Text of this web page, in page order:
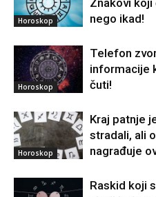
Horoskop
Znakovi
nego ikad!
Horoskop
Telefon
informacije
čuti!
Horoskop
Kraj patnje
stradali, ali
nagrađuje
Raskid koji